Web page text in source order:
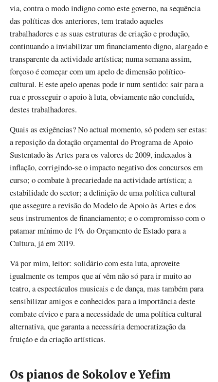
via, contra o modo indigno como este governo, na sequência
das políticas dos anteriores, tem tratado aqueles
trabalhadores e as suas estruturas de criação e produção,
continuando a inviabilizar um financiamento digno, alargado e
transparente da actividade artística; numa semana assim,
forçoso é começar com um apelo de dimensão político-
cultural. E este apelo apenas pode ir num sentido: sair para a
rua e prosseguir o apoio à luta, obviamente não concluída,
destes trabalhadores.
Quais as exigências? No actual momento, só podem ser estas:
a reposição da dotação orçamental do Programa de Apoio
Sustentado às Artes para os valores de 2009, indexados à
inflação, corrigindo-se o impacto negativo dos concursos em
curso; o combate à precariedade na actividade artística; a
estabilidade do sector; a definição de uma política cultural
que assegure a revisão do Modelo de Apoio às Artes e dos
seus instrumentos de financiamento; e o compromisso com o
patamar mínimo de 1% do Orçamento de Estado para a
Cultura, já em 2019.
Vá por mim, leitor: solidário com esta luta, aproveite
igualmente os tempos que aí vêm não só para ir muito ao
teatro, a espectáculos musicais e de dança, mas também para
sensibilizar amigos e conhecidos para a importância deste
combate cívico e para a necessidade de uma política cultural
alternativa, que garanta a necessária democratização da
fruição e da criação artísticas.
Os pianos de Sokolov e Yefim